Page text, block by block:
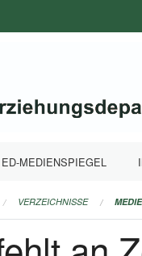
MEDIENSPIEGEL
VERZEICHNISSE